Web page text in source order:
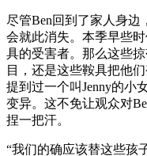
尽管Ben回到了家人身边
会就此消失。本季早些
具的受害者。那么这些
目，还是这些鞍具把他
提到过一个叫Jenny的小
变异。这不免让观众对
捏一把汗。
“我们的确应该替这些孩